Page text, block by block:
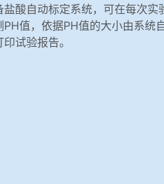
酸自动标定系统，可在每次实
值，依据PH值的大小由系统
试验报告。